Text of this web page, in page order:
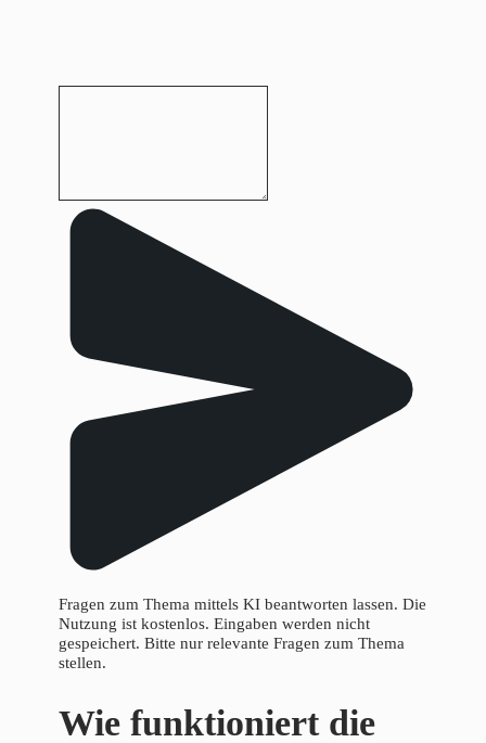
Fragen zum Thema mittels KI beantworten lassen. Die
Nutzung ist kostenlos. Eingaben werden nicht
gespeichert. Bitte nur relevante Fragen zum Thema
stellen.
Wie funktioniert die